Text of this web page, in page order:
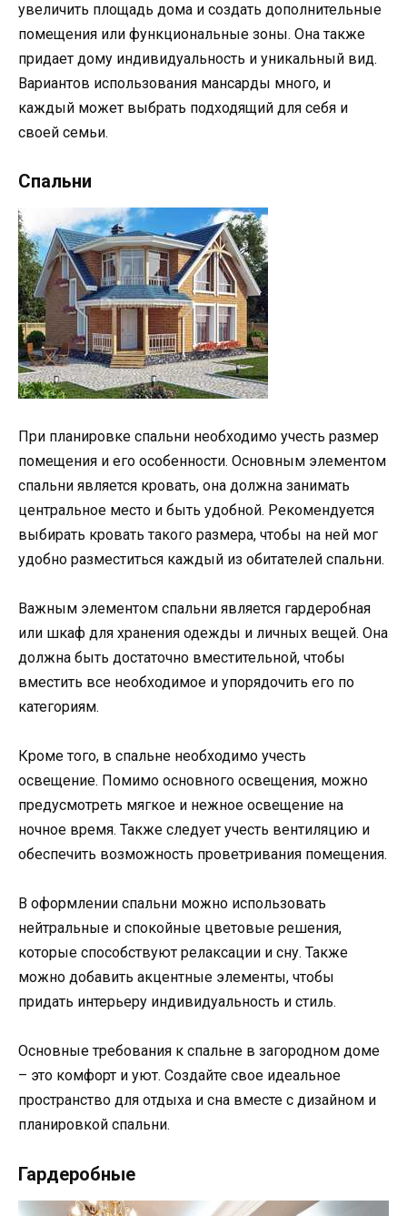
увеличить площадь дома и создать дополнительные
помещения или функциональные зоны. Она также
придает дому индивидуальность и уникальный вид.
Вариантов использования мансарды много, и
каждый может выбрать подходящий для себя и
своей семьи.
Спальни
При планировке спальни необходимо учесть размер
помещения и его особенности. Основным элементом
спальни является кровать, она должна занимать
центральное место и быть удобной. Рекомендуется
выбирать кровать такого размера, чтобы на ней мог
удобно разместиться каждый из обитателей спальни.
Важным элементом спальни является гардеробная
или шкаф для хранения одежды и личных вещей. Она
должна быть достаточно вместительной, чтобы
вместить все необходимое и упорядочить его по
категориям.
Кроме того, в спальне необходимо учесть
освещение. Помимо основного освещения, можно
предусмотреть мягкое и нежное освещение на
ночное время. Также следует учесть вентиляцию и
обеспечить возможность проветривания помещения.
В оформлении спальни можно использовать
нейтральные и спокойные цветовые решения,
которые способствуют релаксации и сну. Также
можно добавить акцентные элементы, чтобы
придать интерьеру индивидуальность и стиль.
Основные требования к спальне в загородном доме
– это комфорт и уют. Создайте свое идеальное
пространство для отдыха и сна вместе с дизайном и
планировкой спальни.
Гардеробные